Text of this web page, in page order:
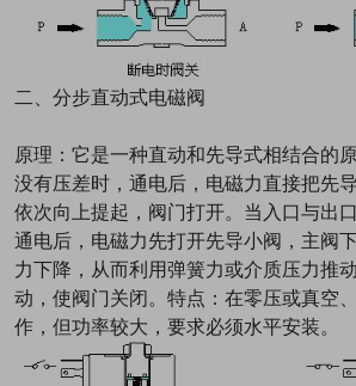
二、分步直动式电磁阀
原理：它是一种直动和先导式相结合的
没有压差时，通电后，电磁力直接把先
依次向上提起，阀门打开。当入口与出
通电后，电磁力先打开先导小阀，主阀
力下降，从而利用弹簧力或介质压力推
动，使阀门关闭。特点：在零压或真空
作，但功率较大，要求必须水平安装。